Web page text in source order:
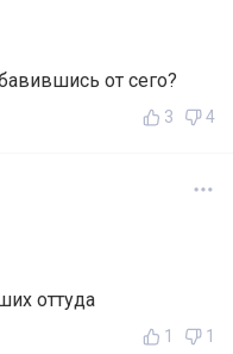
от сего?
3 4
оттуда
1 1